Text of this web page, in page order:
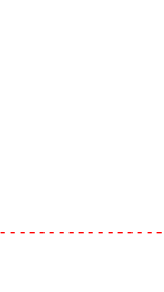
- - - - - - - - - - - - - - -